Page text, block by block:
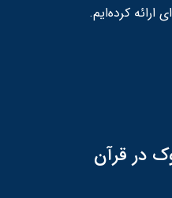
ارائه کرده‌ایم.
در قرآن